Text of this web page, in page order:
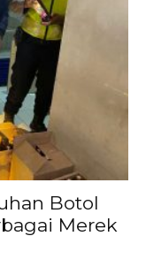
Botol
Merek